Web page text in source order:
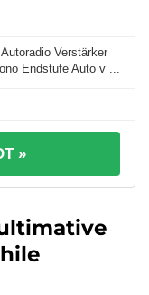
Verstärker
Endstufe Auto v ...
»